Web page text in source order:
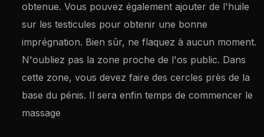
obtenue. Vous pouvez également ajouter de l'huile
sur les testicules pour obtenir une bonne
imprégnation. Bien sûr, ne flaquez à aucun moment.
N'oubliez pas la zone proche de l'os public. Dans
cette zone, vous devez faire des cercles près de la
base du pénis. Il sera enfin temps de commencer le
massage